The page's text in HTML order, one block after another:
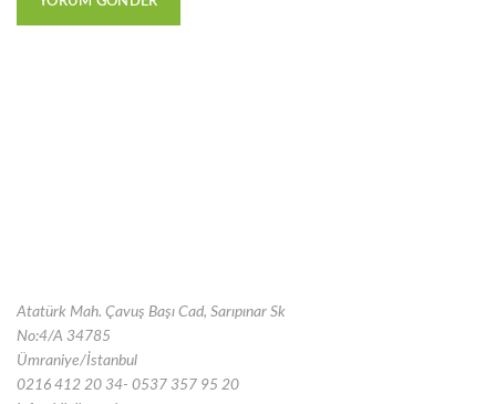
Atatürk Mah. Çavuş Başı Cad, Sarıpınar Sk
No:4/A 34785
Ümraniye/İstanbul
0216 412 20 34- 0537 357 95 20